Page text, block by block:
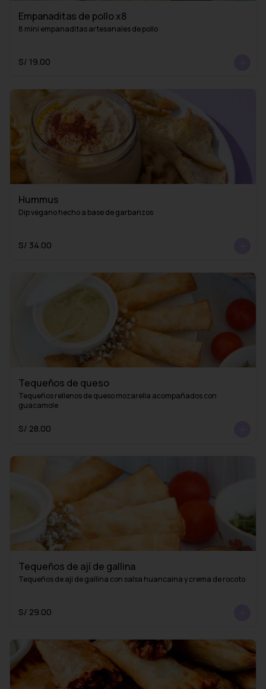
Empanaditas de pollo x8
8 mini empanaditas artesanales de pollo
S/ 19.00
Hummus
Dip vegano hecho a base de garbanzos
S/ 34.00
Tequeños de queso
Tequeños rellenos de queso mozarella acompañados con
guacamole
S/ 28.00
Tequeños de ají de gallina
Tequeños de aji de gallina con salsa huancaina y crema de rocoto
S/ 29.00